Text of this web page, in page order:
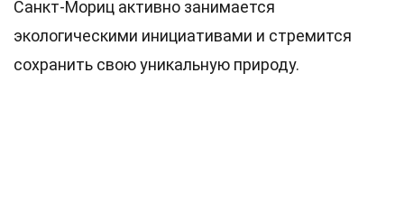
Санкт-Мориц активно занимается
экологическими инициативами и стремится
сохранить свою уникальную природу.